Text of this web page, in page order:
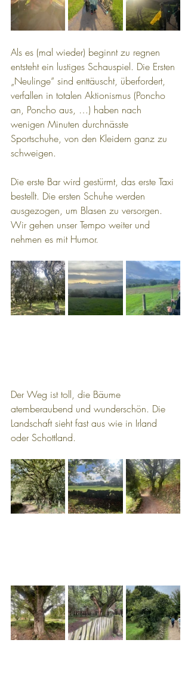
Als es (mal wieder) beginnt zu regnen
entsteht ein lustiges Schauspiel. Die Ersten
„Neulinge“ sind enttäuscht, überfordert,
verfallen in totalen Aktionismus (Poncho
an, Poncho aus, …) haben nach
wenigen Minuten durchnässte
Sportschuhe, von den Kleidern ganz zu
schweigen.
Die erste Bar wird gestürmt, das erste Taxi
bestellt. Die ersten Schuhe werden
ausgezogen, um Blasen zu versorgen.
Wir gehen unser Tempo weiter und
nehmen es mit Humor.
Der Weg ist toll, die Bäume
atemberaubend und wunderschön. Die
Landschaft sieht fast aus wie in Irland
oder Schottland.